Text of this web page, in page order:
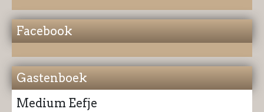
Facebook
Gastenboek
Medium Eefje